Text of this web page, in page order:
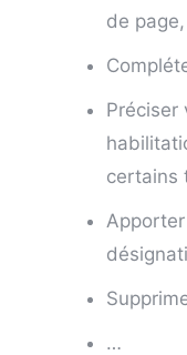
de page,
Préciser
certains
…